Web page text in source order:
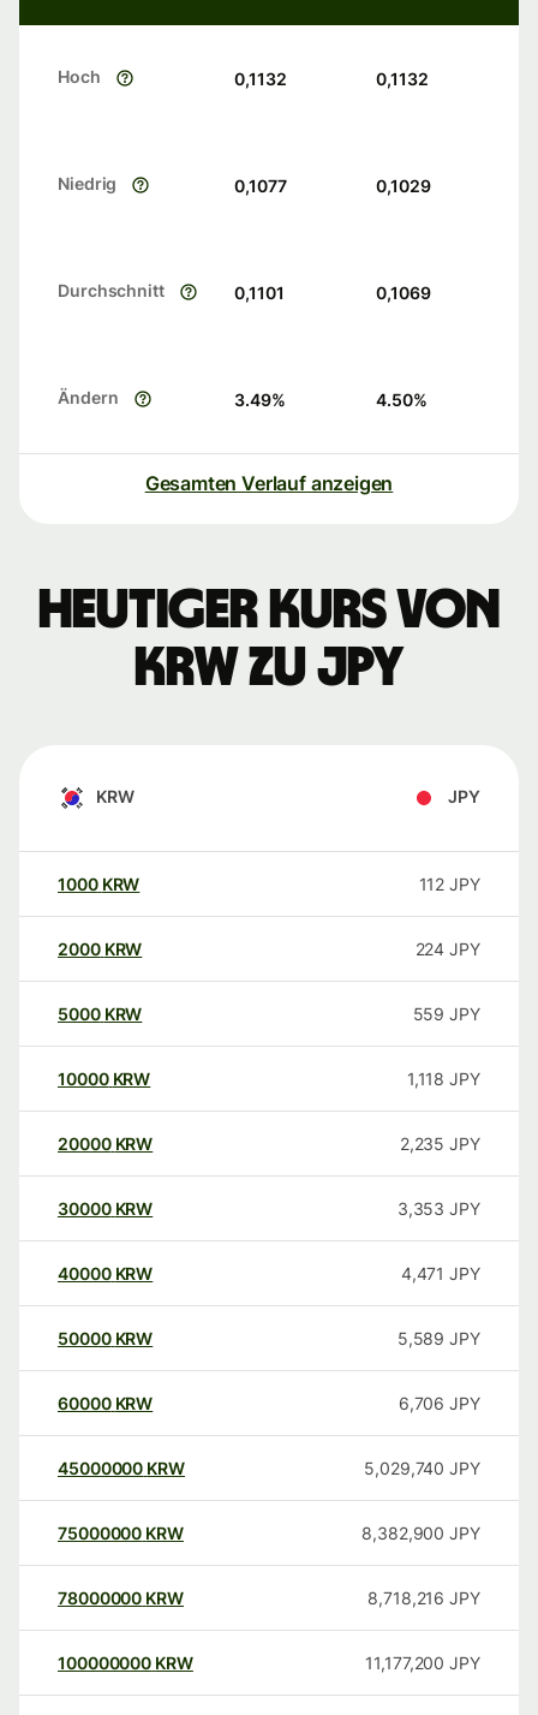
Hoch 0,1132 0,1132
Niedrig 0,1077 0,1029
Durchschnitt 0,1101 0,1069
Ändern 3.49% 4.50%
Gesamten Verlauf anzeigen
Heutiger Kurs von
KRW zu JPY
KRW JPY
1000 KRW 112 JPY
2000 KRW 224 JPY
5000 KRW 559 JPY
10000 KRW 1,118 JPY
20000 KRW 2,235 JPY
30000 KRW 3,353 JPY
40000 KRW 4,471 JPY
50000 KRW 5,589 JPY
60000 KRW 6,706 JPY
45000000 KRW 5,029,740 JPY
75000000 KRW 8,382,900 JPY
78000000 KRW 8,718,216 JPY
100000000 KRW 11,177,200 JPY